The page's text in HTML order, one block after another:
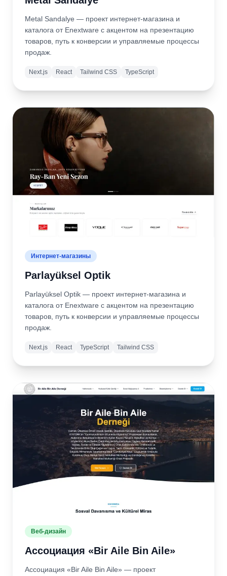
Metal Sandalye — проект интернет-магазина и
каталога от Enextware с акцентом на презентацию
товаров, путь к конверсии и управляемые процессы
продаж.
Next.js React Tailwind CSS TypeScript
сайт
Интернет-магазины
Parlayüksel Optik
Parlayüksel Optik — проект интернет-магазина и
каталога от Enextware с акцентом на презентацию
товаров, путь к конверсии и управляемые процессы
продаж.
Next.js React TypeScript Tailwind CSS
сайт
Веб-дизайн
Ассоциация «Bir Aile Bin Aile»
Ассоциация «Bir Aile Bin Aile» — проект